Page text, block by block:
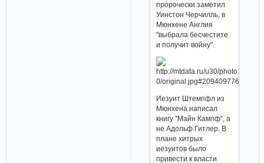
пророчески заметил
Уинстон Черчилль, в
Мюнхене Англия
"выбрала бесчестите
и получит войну".
Иезуит Штемпфл из
Мюнхена написал
книгу "Майн Кампф", а
не Адольф Гитлер. В
плане хитрых
иезуитов было
привести к власти